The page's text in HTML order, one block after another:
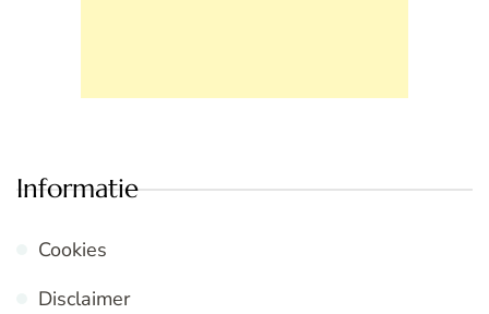
Informatie
Cookies
Disclaimer